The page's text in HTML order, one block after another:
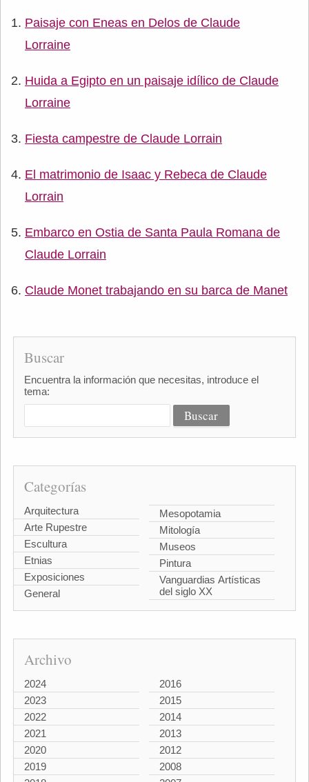
Paisaje con Eneas en Delos de Claude
Lorraine
Huida a Egipto en un paisaje idílico de Claude
Lorraine
Fiesta campestre de Claude Lorrain
El matrimonio de Isaac y Rebeca de Claude
Lorrain
Embarco en Ostia de Santa Paula Romana de
Claude Lorrain
Claude Monet trabajando en su barca de Manet
Buscar
Encuentra la información que necesitas, introduce el
tema:
Categorías
Arquitectura
Arte Rupestre
Escultura
Etnias
Exposiciones
General
Mesopotamia
Mitología
Museos
Pintura
Vanguardias Artísticas
del siglo XX
Archivo
2024
2023
2022
2021
2020
2019
2016
2015
2014
2013
2012
2008